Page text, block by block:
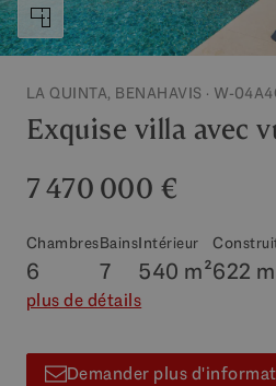
LA QUINTA, BENAHAVIS · W-
Exquise villa avec
7 470 000 €
Chambres
6
Bains
7
Intérieur
540 m²622
plus de détails
Demander plus